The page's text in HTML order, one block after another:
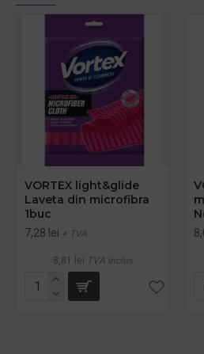
VORTEX light&glide
Laveta din microfibra
1buc
7,28 lei + TVA
8,81 lei TVA inclus